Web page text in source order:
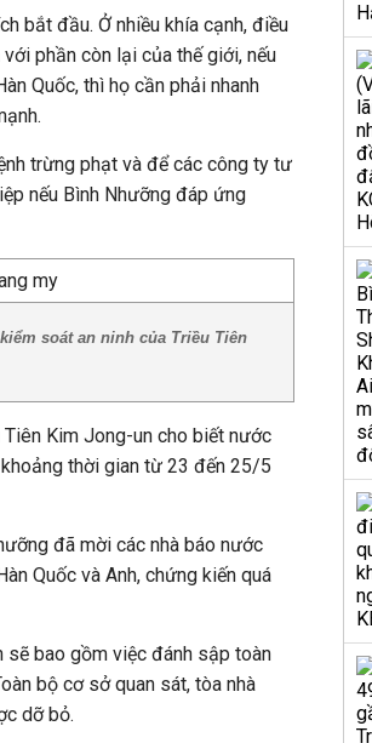
bắt đầu. Ở nhiều khía cạnh, điều
phần còn lại của thế giới, nếu
Quốc, thì họ cần phải nhanh
trừng phạt và để các công ty tư
nếu Bình Nhưỡng đáp ứng
soát an ninh của Triều Tiên
Kim Jong-un cho biết nước
thời gian từ 23 đến 25/5
đã mời các nhà báo nước
Quốc và Anh, chứng kiến quá
sẽ bao gồm việc đánh sập toàn
bộ cơ sở quan sát, tòa nhà
dỡ bỏ.